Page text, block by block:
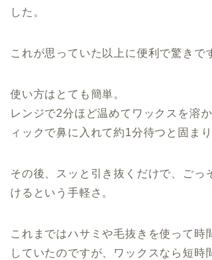
した。
これが思っていた以上に便利で驚きで
使い方はとても簡単。
レンジで2分ほど温めてワックスを溶
ィックで鼻に入れて約1分待つと固まり
その後、スッと引き抜くだけで、ごっ
けるという手軽さ。
これまではハサミや毛抜きを使って時
していたのですが、ワックスなら短時